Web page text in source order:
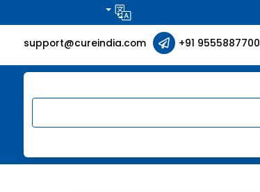
support@cureindia.com +91 9555887700